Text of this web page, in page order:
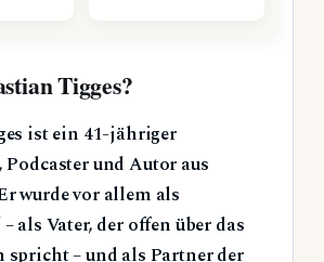
Tigges?
ist ein 41-jähriger
und Autor aus
wurde vor allem als
als Vater, der offen über das
– und als Partner der